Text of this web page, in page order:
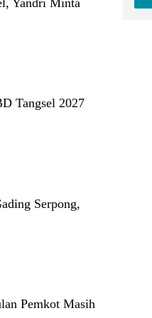
Yandri Minta
Tangsel 2027
Serpong,
Pemkot Masih